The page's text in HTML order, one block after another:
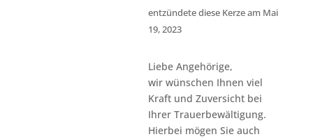
entzündete diese Kerze am Mai
19, 2023
Liebe Angehörige,
wir wünschen Ihnen viel
Kraft und Zuversicht bei
Ihrer Trauerbewältigung.
Hierbei mögen Sie auch